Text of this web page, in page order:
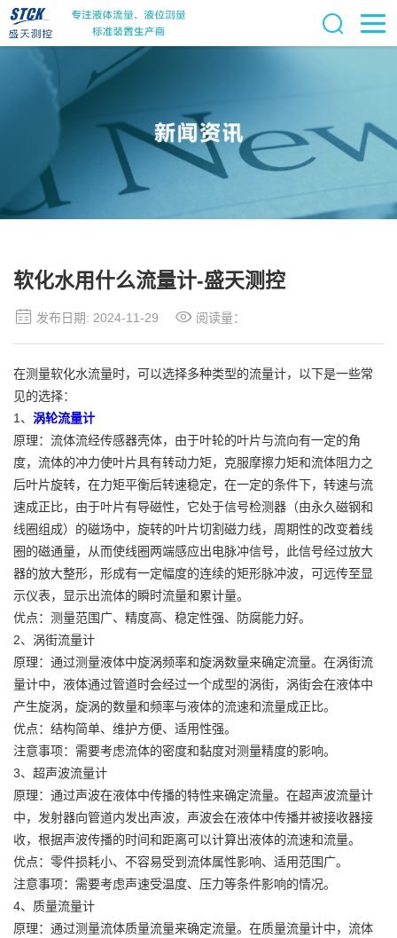
软化水用什么流量计-盛天测控
发布日期: 2024-11-29 阅读量：
在测量软化水流量时，可以选择多种类型的流量计，以下是一些常
见的选择：
1、 涡轮流量计
原理：流体流经传感器壳体，由于叶轮的叶片与流向有一定的角
度，流体的冲力使叶片具有转动力矩，克服摩擦力矩和流体阻力之
后叶片旋转，在力矩平衡后转速稳定，在一定的条件下，转速与流
速成正比，由于叶片有导磁性，它处于信号检测器（由永久磁钢和
线圈组成）的磁场中，旋转的叶片切割磁力线，周期性的改变着线
圈的磁通量，从而使线圈两端感应出电脉冲信号，此信号经过放大
器的放大整形，形成有一定幅度的连续的矩形脉冲波，可远传至显
示仪表，显示出流体的瞬时流量和累计量。
优点：测量范围广、精度高、稳定性强、防腐能力好。
2、涡街流量计
原理：通过测量液体中旋涡频率和旋涡数量来确定流量。在涡街流
量计中，液体通过管道时会经过一个成型的涡街，涡街会在液体中
产生旋涡，旋涡的数量和频率与液体的流速和流量成正比。
优点：结构简单、维护方便、适用性强。
注意事项：需要考虑流体的密度和黏度对测量精度的影响。
3、超声波流量计
原理：通过声波在液体中传播的特性来确定流量。在超声波流量计
中，发射器向管道内发出声波，声波会在液体中传播并被接收器接
收，根据声波传播的时间和距离可以计算出液体的流速和流量。
优点：零件损耗小、不容易受到流体属性影响、适用范围广。
注意事项：需要考虑声速受温度、压力等条件影响的情况。
4、质量流量计
原理：通过测量流体质量流量来确定流量。在质量流量计中，流体